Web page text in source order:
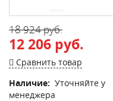
18 924 руб.
12 206 руб.
Сравнить товар
Наличие: Уточняйте у
менеджера